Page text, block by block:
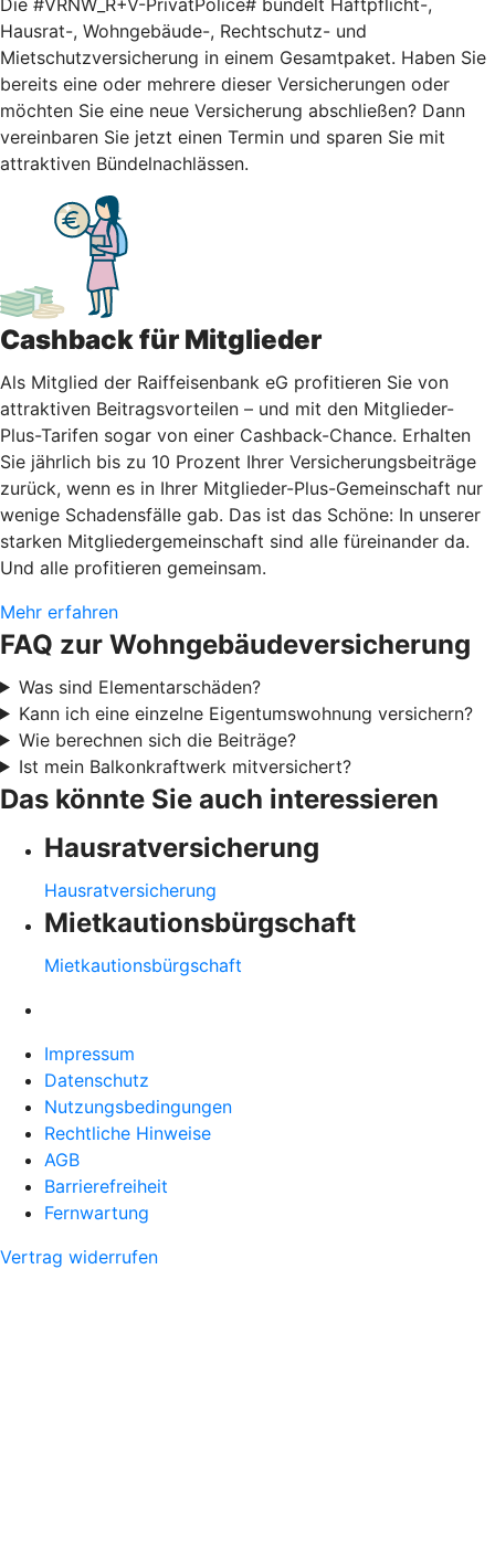
Hausrat-, Wohngebäude-, Rechtschutz- und
Mietschutzversicherung in einem Gesamtpaket. Haben Sie
bereits eine oder mehrere dieser Versicherungen oder
möchten Sie eine neue Versicherung abschließen? Dann
vereinbaren Sie jetzt einen Termin und sparen Sie mit
attraktiven Bündelnachlässen.
Cashback für Mitglieder
Als Mitglied der Raiffeisenbank eG profitieren Sie von
attraktiven Beitragsvorteilen – und mit den Mitglieder-
Plus-Tarifen sogar von einer Cashback-Chance. Erhalten
Sie jährlich bis zu 10 Prozent Ihrer Versicherungsbeiträge
zurück, wenn es in Ihrer Mitglieder-Plus-Gemeinschaft nur
wenige Schadensfälle gab. Das ist das Schöne: In unserer
starken Mitgliedergemeinschaft sind alle füreinander da.
Und alle profitieren gemeinsam.
Mehr erfahren
FAQ zur Wohngebäudeversicherung
Was sind Elementarschäden?
Kann ich eine einzelne Eigentumswohnung versichern?
Wie berechnen sich die Beiträge?
Ist mein Balkonkraftwerk mitversichert?
Das könnte Sie auch interessieren
Hausratversicherung
Hausratversicherung
Mietkautionsbürgschaft
Mietkautionsbürgschaft
Impressum
Datenschutz
Nutzungsbedingungen
Rechtliche Hinweise
AGB
Barrierefreiheit
Fernwartung
Vertrag widerrufen